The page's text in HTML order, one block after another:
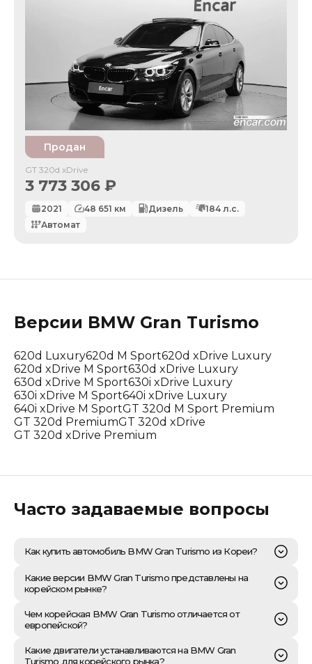
Продан
GT 320d xDrive
3 773 306 ₽
2021 48 651 км Дизель 184 л.с.
Автомат
Версии BMW Gran Turismo
620d Luxury620d M Sport620d xDrive Luxury
620d xDrive M Sport630d xDrive Luxury
630d xDrive M Sport630i xDrive Luxury
630i xDrive M Sport640i xDrive Luxury
640i xDrive M SportGT 320d M Sport Premium
GT 320d PremiumGT 320d xDrive
GT 320d xDrive Premium
Часто задаваемые вопросы
Как купить автомобиль BMW Gran Turismo из Кореи?
Приобретение BMW Gran Turismo из Республики
Корея – это структурированный процесс, который
алгоритм начинается с детального подбора
автомобиля на ведущих корейских аукционах и
закрытых дилерских площадках, с учетом всех
подтвержденного пробега. После согласования
Какие версии BMW Gran Turismo представлены на
корейском рынке?
BMW Gran Turismo - это уникальный сегмент, который
традиционно популярен на корейском рынке
комфорта, вместительности и динамики. При импорте
через «Честный Прайс» клиенты могут рассчитывать
Чем корейская BMW Gran Turismo отличается от
европейской?
Основное отличие BMW Gran Turismo,
импортируемого из Южной Кореи, от европейского
Какие двигатели устанавливаются на BMW Gran
Turismo для корейского рынка?